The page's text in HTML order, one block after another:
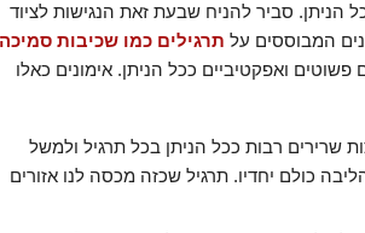
הניתן. סביר להניח שבעת זאת הנגישות לציוד
המבוססים על תרגילים כמו שכיבות סמיכה
ואפקטיביים ככל הניתן. אימונים כאלו
שרירים רבות ככל הניתן בכל תרגיל ולמשל
כולם יחדיו. תרגיל שכזה מכסה לנו אזורים